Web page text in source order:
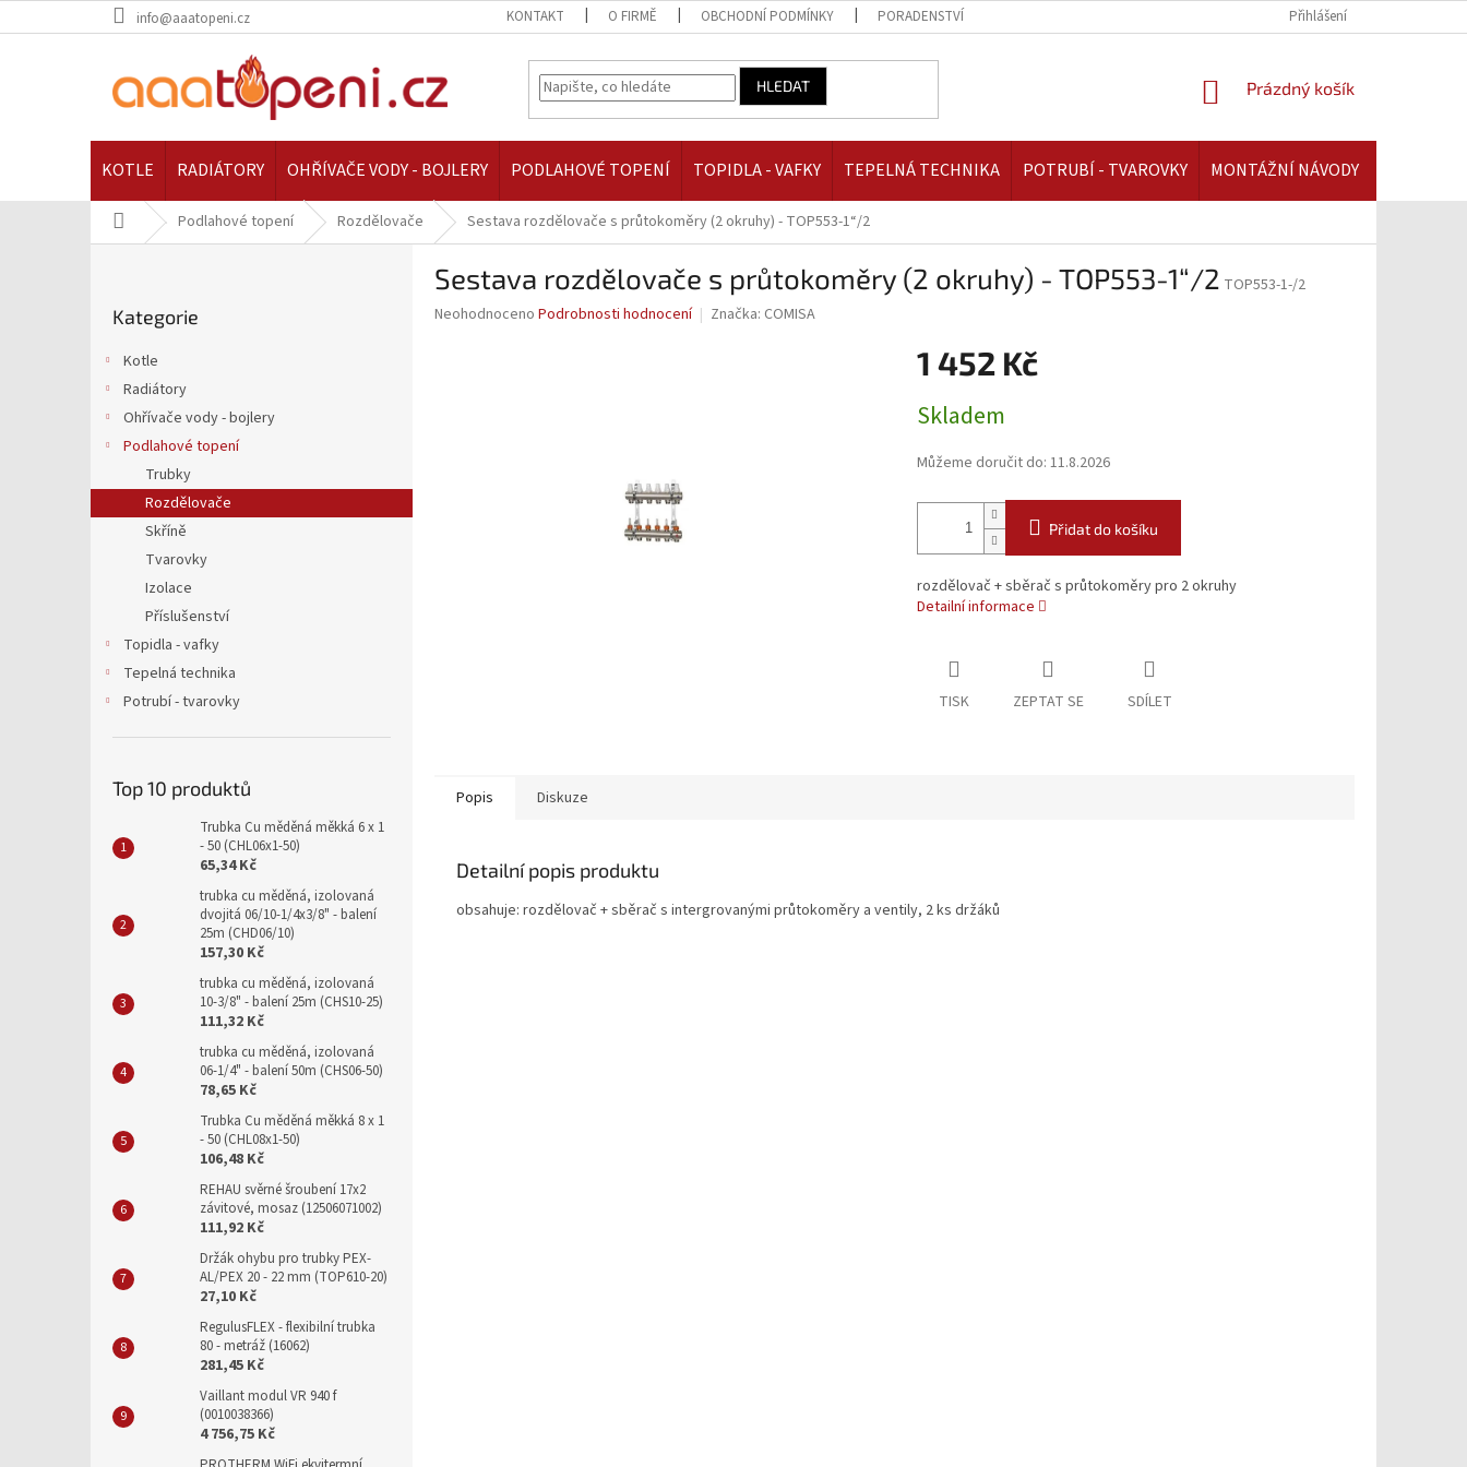
na
info@aaatopeni.cz KONTAKT O FIRMĚ OBCHODNÍ PODMÍNKY PORADENSTVÍ PLATBA A DOPRAVA |
Přihlášení
HLEDAT
NÁKUPNÍ
Prázdný košík
KOTLE RADIÁTORY OHŘÍVAČE VODY - BOJLERY PODLAHOVÉ TOPENÍ TOPIDLA - VAFKY TEPELNÁ TECHNIKA POTRUBÍ - TVAROVKY MONTÁŽNÍ NÁVODY
Domů Podlahové topení Rozdělovače Sestava rozdělovače s průtokoměry (2 okruhy) - TOP553-1“/2
a
n
kategorie
Kategorie
Kotle
Radiátory
Ohřívače vody - bojlery
Podlahové topení
Trubky
Rozdělovače
Skříně
Tvarovky
Izolace
Příslušenství
Topidla - vafky
Tepelná technika
Potrubí - tvarovky
Top 10 produktů
Trubka Cu měděná měkká 6 x 1
- 50 (CHL06x1-50)
65,34 Kč
trubka cu měděná, izolovaná
dvojitá 06/10-1/4x3/8" - balení
25m (CHD06/10)
157,30 Kč
trubka cu měděná, izolovaná
10-3/8" - balení 25m (CHS10-25)
111,32 Kč
trubka cu měděná, izolovaná
06-1/4" - balení 50m (CHS06-50)
78,65 Kč
Trubka Cu měděná měkká 8 x 1
- 50 (CHL08x1-50)
106,48 Kč
REHAU svěrné šroubení 17x2
závitové, mosaz (12506071002)
111,92 Kč
Držák ohybu pro trubky PEX-
AL/PEX 20 - 22 mm (TOP610-20)
27,10 Kč
RegulusFLEX - flexibilní trubka
80 - metráž (16062)
281,45 Kč
Vaillant modul VR 940 f
(0010038366)
4 756,75 Kč
Sestava rozdělovače s průtokoměry (2 okruhy) - TOP553-1“/2 TOP553-1-/2
Průměrné
Neohodnoceno Podrobnosti hodnocení Značka: COMISA
1 452 Kč
cena:
Skladem
Můžeme doručit do: 11.8.2026
Přidat do košíku
rozdělovač + sběrač s průtokoměry pro 2 okruhy
Detailní informace
TISK ZEPTAT SE SDÍLET
Popis Diskuze
Detailní popis produktu
obsahuje: rozdělovač + sběrač s intergrovanými průtokoměry a ventily, 2 ks držáků